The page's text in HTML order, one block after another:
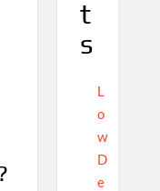
t
s
L
o
w
D
e